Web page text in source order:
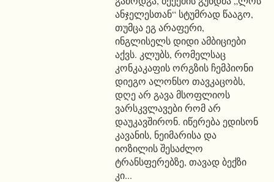
ანჯელესთან“ სტუმრად წააგო,
თუმცა ეგ არაფერი,
ინგლისელს დიდი ამბიციები
აქვს. კლუბს, რომელსაც
კონკაკაფის ორგზის ჩემპიონი
დიეგო ალონსო თავკაცობს,
დღე არ გავა მსოფლიოს
ვარსკვლავები რომ არ
დაუკავშირონ. იწერება ედისონ
კავანის, ნეიმარისა და
იოზილის შესაძლო
ტრანსფერებზე, თავად ბექზი
კი...